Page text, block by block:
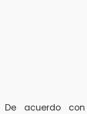
De acuerdo